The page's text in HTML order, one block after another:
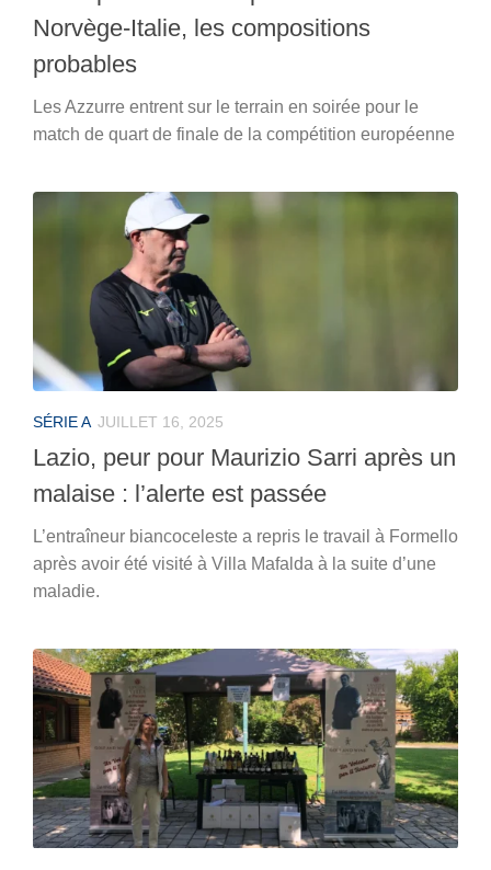
Norvège-Italie, les compositions
probables
Les Azzurre entrent sur le terrain en soirée pour le
match de quart de finale de la compétition européenne
SÉRIE A JUILLET 16, 2025
Lazio, peur pour Maurizio Sarri après un
malaise : l’alerte est passée
L’entraîneur biancoceleste a repris le travail à Formello
après avoir été visité à Villa Mafalda à la suite d’une
maladie.